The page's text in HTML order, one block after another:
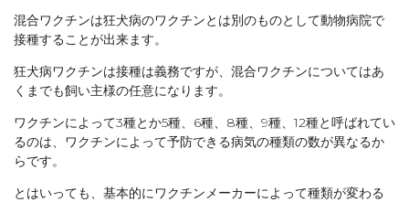
混合ワクチンは狂犬病のワクチンとは別のものとして動物病院で
接種することが出来ます。
狂犬病ワクチンは接種は義務ですが、混合ワクチンについてはあ
くまでも飼い主様の任意になります。
ワクチンによって3種とか5種、6種、8種、9種、12種と呼ばれてい
るのは、ワクチンによって予防できる病気の種類の数が異なるか
らです。
とはいっても、基本的にワクチンメーカーによって種類が変わる